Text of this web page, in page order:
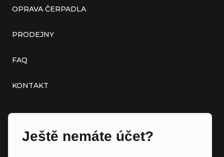
OPRAVA ČERPADLA
PRODEJNY
FAQ
KONTAKT
Ještě nemáte účet?